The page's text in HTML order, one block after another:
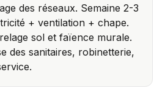
des réseaux. Semaine 2-3
+ ventilation + chape.
sol et faïence murale.
des sanitaires, robinetterie,